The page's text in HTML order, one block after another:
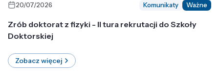
20/07/2026 Komunikaty Ważne
Zrób doktorat z fizyki - II tura rekrutacji do Szkoły
Doktorskiej
Zobacz więcej